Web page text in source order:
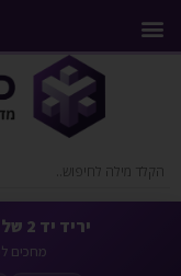
יריד יד 2 של יזמקו תלת מימד מתחיל עכשיו
מחכים